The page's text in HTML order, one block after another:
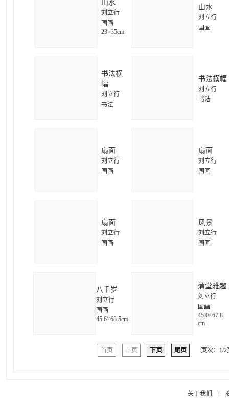
山水
刘立行
国画
23×35cm
山水
刘立行
国画
书法横
幅
刘立行
书法
书法横幅
刘立行
书法
扇面
刘立行
国画
扇面
刘立行
国画
扇面
刘立行
国画
风景
刘立行
国画
八千岁
刘立行
国画
45.6×68.5cm
蒲堂雅趣
刘立行
国画
cm
首页 上页 下页 尾页 页次：1/2
关于我们